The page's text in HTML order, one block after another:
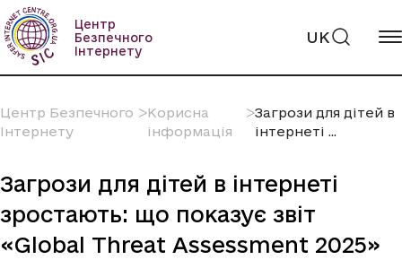
Пропустити
вміст
Центр
Безпечного
Інтернету
UK
Центр Безпечного
Інтернету
ᐳКорисна
інформація
ᐳЗагрози для дітей в
інтернеті ...
Загрози для дітей в інтернеті
зростають: що показує звіт
«Global Threat Assessment 2025»